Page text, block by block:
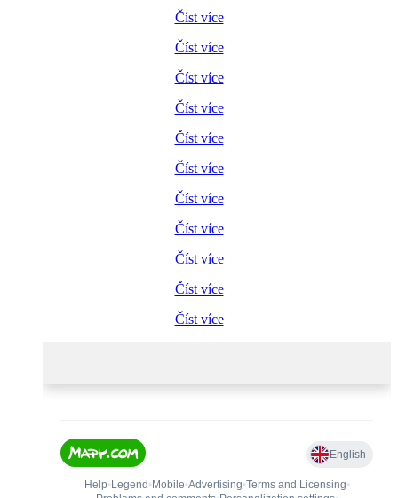
Číst více
Číst více
Číst více
Číst více
Číst více
Číst více
Číst více
Číst více
Číst více
Číst více
Číst více